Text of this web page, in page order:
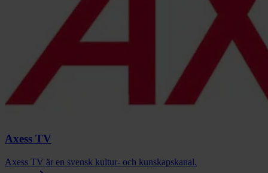
Axess TV
Axess TV är en svensk kultur- och kunskapskanal.